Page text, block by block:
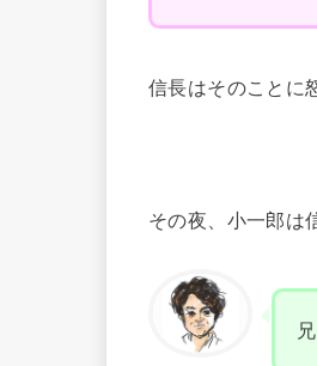
信長はそのことに
その夜、小一郎は